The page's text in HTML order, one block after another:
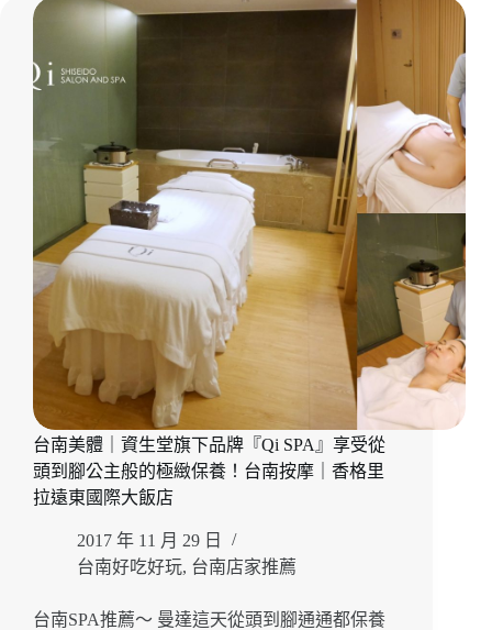
安
安
養
SPA
中
心。
我
生
二
寶
的
乳
好
幫
手。
台
南
｜
台
台南美體｜資生堂旗下品牌『Qi SPA』享受從
頭到腳公主般的極緻保養！台南按摩｜香格里
拉遠東國際大飯店
2017 年 11 月 29 日
台南好吃好玩, 台南店家推薦
台南SPA推薦～ 曼達這天從頭到腳通通都保養